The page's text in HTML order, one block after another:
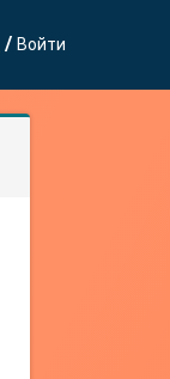
/ Войти